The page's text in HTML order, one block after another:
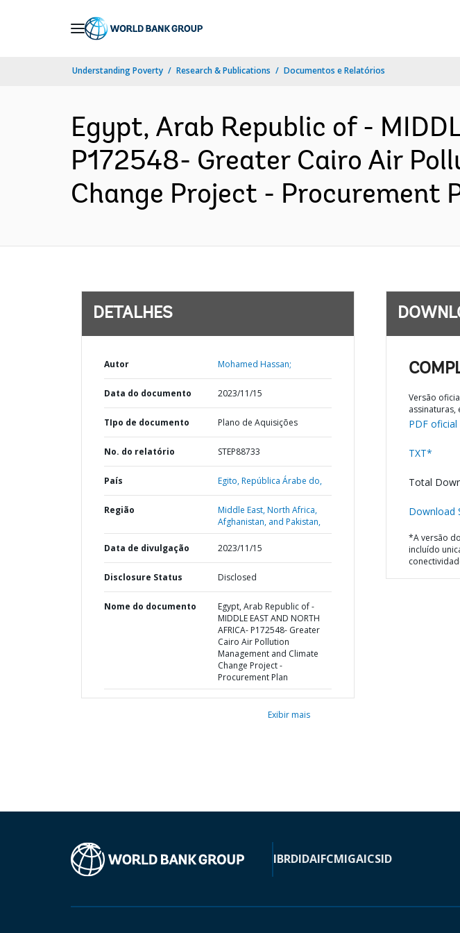
Understanding Poverty Research & Publications Documentos e Relatórios
Egypt, Arab Republic of -
P172548- Greater Cairo Air
Change Project - Procurement
DETALHES
Autor Mohamed Hassan;
Data do documento 2023/11/15
TIpo de documento Plano de Aquisições
No. do relatório STEP88733
País Egito,República Árabe do,
Região
Middle East, North Africa,
Afghanistan, and Pakistan,
Data de divulgação 2023/11/15
Disclosure Status Disclosed
Nome do documento
Egypt, Arab Republic of -
MIDDLE EAST AND NORTH
AFRICA- P172548- Greater
Cairo Air Pollution
Management and Climate
Change Project -
Procurement Plan
Exibir mais
Versão
assinaturas,
PDF oficial
TXT*
Total
Download
*A versão
incluído
IBRDIDAIFCMIGAICSID